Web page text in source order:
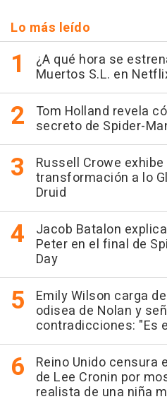
Lo más leído
¿A qué hora se
Muertos S.L. en
Tom Holland revela
secreto de Spider-
Russell Crowe
transformación a lo
Druid
Jacob Batalon
Peter en el final de
Day
Emily Wilson carga
odisea de Nolan y
contradicciones: "Es
Reino Unido censura
de Lee Cronin por
realista de una niña